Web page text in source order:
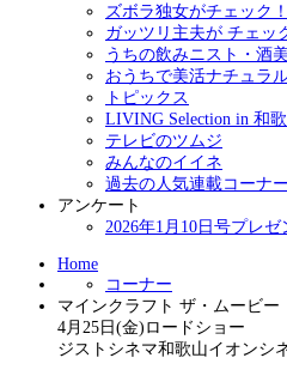
ズボラ独女がチェック
ガッツリ主夫が チェッ
うちの飲みニスト・酒
おうちで美活ナチュラ
トピックス
LIVING Selection in 和
テレビのツムジ
みんなのイイネ
過去の人気連載コーナー
アンケート
2026年1月10日号プレ
Home
コーナー
マインクラフト ザ・ムービー
4月25日(金)ロードショー
ジストシネマ和歌山イオンシ